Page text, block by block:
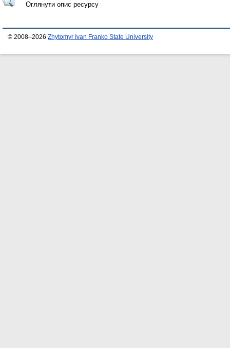
Оглянути опис ресурсу
© 2008–2026 Zhytomyr Ivan Franko State University